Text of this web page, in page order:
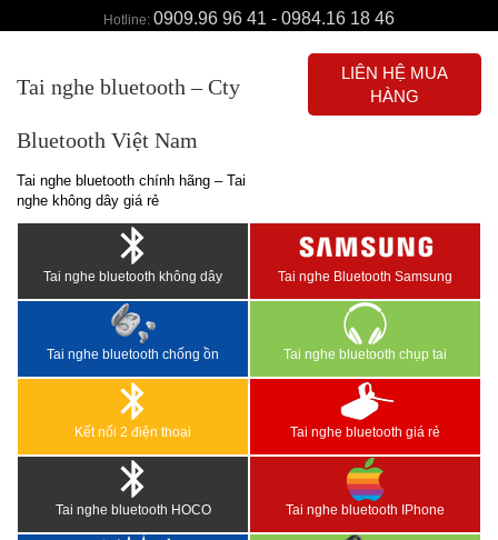
Hotline: 0909.96 96 41 - 0984.16 18 46
Tai nghe bluetooth – Cty
Bluetooth Việt Nam
Tai nghe bluetooth chính hãng – Tai
nghe không dây giá rẻ
LIÊN HỆ MUA
HÀNG
Tai nghe bluetooth không dây Tai nghe Bluetooth Samsung
Tai nghe bluetooth chống ồn Tai nghe bluetooth chụp tai
Kết nối 2 điện thoại Tai nghe bluetooth giá rẻ
Tai nghe bluetooth HOCO Tai nghe bluetooth IPhone